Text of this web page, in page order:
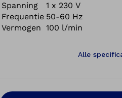
Spanning
1 x 230 V
Frequentie 50-60 Hz
Vermogen 100 l/min
Alle